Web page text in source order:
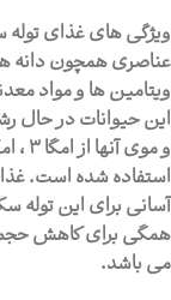
ویژگی های غذای
عناصری همچون دانه
ویتامین ها و مواد
این حیوانات در حال
استفاده شده است.
آسانی برای این توله
همگی برای کاهش حجم
می باشد.